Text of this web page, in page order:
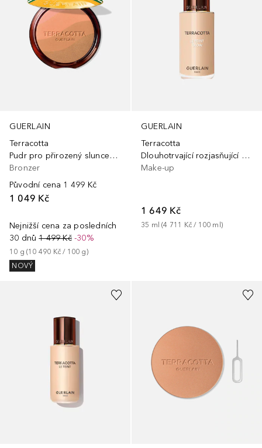
GUERLAIN
Terracotta
Pudr pro přirozený sluncem prozářený vzhledLimitovaná edice
Bronzer
Původní cena 1 499 Kč
1 049 Kč
Nejnižší cena za posledních
30 dnů 1 499 Kč-30%
10 g (10 490 Kč / 100 g)
NOVÝ
GUERLAIN
Terracotta
Dlouhotrvající rozjasňující make-up
Make-up
1 649 Kč
35 ml (4 711 Kč / 100 ml )
+